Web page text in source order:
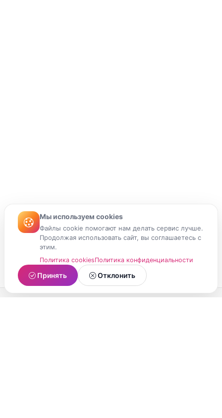
Мы используем cookies
Файлы cookie помогают нам делать сервис лучше.
Продолжая использовать сайт, вы соглашаетесь с
этим.
Политика cookiesПолитика конфиденциальности
Принять Отклонить